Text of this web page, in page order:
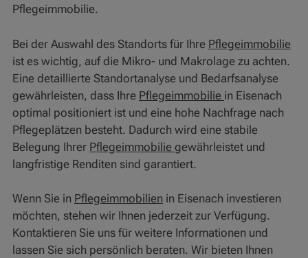
Pflegeimmobilie.
Bei der Auswahl des Standorts für Ihre Pflegeimmobilie
ist es wichtig, auf die Mikro- und Makrolage zu achten.
Eine detaillierte Standortanalyse und Bedarfsanalyse
gewährleisten, dass Ihre Pflegeimmobilie in Eisenach
optimal positioniert ist und eine hohe Nachfrage nach
Pflegeplätzen besteht. Dadurch wird eine stabile
Belegung Ihrer Pflegeimmobilie gewährleistet und
langfristige Renditen sind garantiert.
Wenn Sie in Pflegeimmobilien in Eisenach investieren
möchten, stehen wir Ihnen jederzeit zur Verfügung.
Kontaktieren Sie uns für weitere Informationen und
lassen Sie sich persönlich beraten. Wir bieten Ihnen